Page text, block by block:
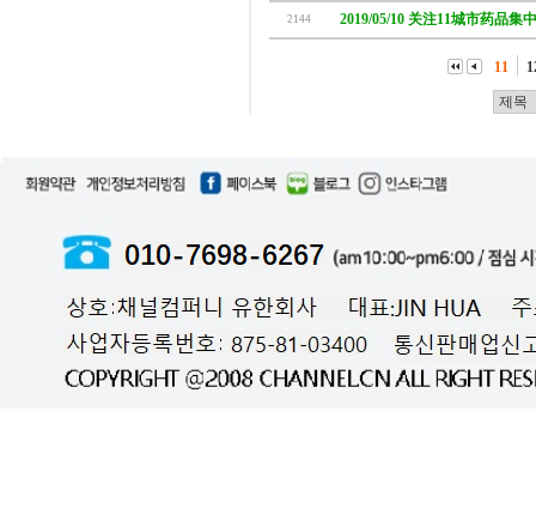
2144 2019/05/10 关注11城市药品
11